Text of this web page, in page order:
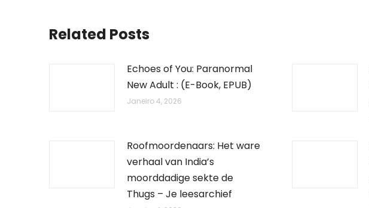
Related Posts
Echoes of You: Paranormal
New Adult : (E-Book, EPUB)
Janeiro 4, 2026
Roofmoordenaars: Het ware
verhaal van India’s
moorddadige sekte de
Thugs – Je leesarchief